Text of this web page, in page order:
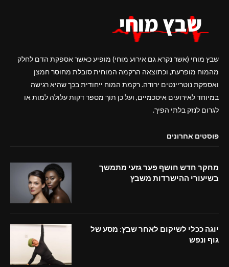
שבץ מוחי (אשר נקרא גם אירוע מוחי) מופיע כאשר אספקת הדם לחלק
מהמוח מופרעת, וכתוצאה הרקמה המוחית סובלת מחוסר חמצן
ואספקת נוטריינטים ירודה. רקמת המוח ייחודית בכך שהיא רגישה
במיוחד לאירועים איסכמיים, ועל כן תוך מספר דקות עלולה למות או
לגרום לנזק בלתי הפיך.
פוסטים אחרונים
מחקר חדש חושף פער גזעי מתמשך
בשיעורי ההישרדות משבץ
יוגה ככלי לשיקום לאחר שבץ: מסע של
גוף ונפש